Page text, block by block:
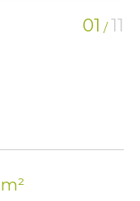
01 /11